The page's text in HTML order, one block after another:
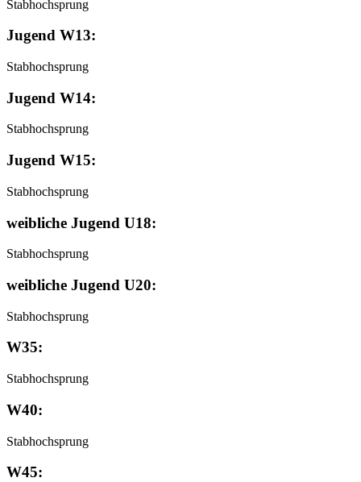
Stabhochsprung
Jugend W13:
Stabhochsprung
Jugend W14:
Stabhochsprung
Jugend W15:
Stabhochsprung
weibliche Jugend U18:
Stabhochsprung
weibliche Jugend U20:
Stabhochsprung
W35:
Stabhochsprung
W40:
Stabhochsprung
W45: